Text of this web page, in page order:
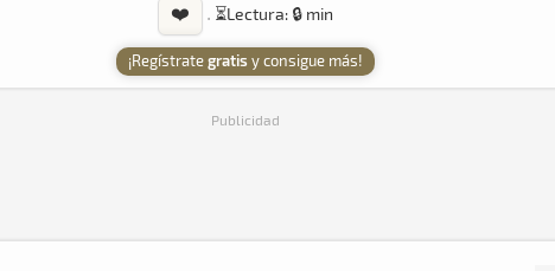
❤️ · ⏳Lectura: 🔒 min
¡Regístrategratis y consigue más!
Publicidad